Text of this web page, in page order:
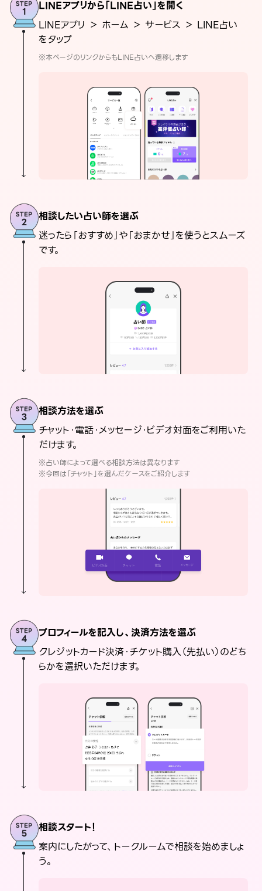
LINEアプリから「LINE占い」を開く
LINEアプリ ＞ ホーム ＞ サービス ＞ LINE占い
をタップ
※本ページのリンクからもLINE占いへ遷移します
相談したい占い師を選ぶ
迷ったら「おすすめ」や「おまかせ」を使うとスムーズ
です。
相談方法を選ぶ
チャット・電話・メッセージ・ビデオ対面をご利用いた
だけます。
※占い師によって選べる相談方法は異なります
※今回は「チャット」を選んだケースをご紹介します
プロフィールを記入し、決済方法を選ぶ
クレジットカード決済・チケット購入（先払い）のどち
らかを選択いただけます。
相談スタート！
案内にしたがって、トークルームで相談を始めましょ
う。